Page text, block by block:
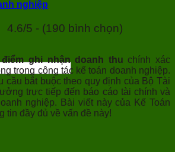
nghiệp
4.6/5 - (190 bình chọn)
ghi nhận doanh thu chính xác
trong công tác kế toán doanh nghiệp.
cầu bắt buộc theo quy định của Bộ Tài
trực tiếp đến báo cáo tài chính và
nghiệp. Bài viết này của Kế Toán
tin đầy đủ về vấn đề này!